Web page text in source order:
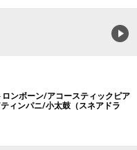
ンボーン/アコースティックピア
ィンパニ/小太鼓（スネアドラ